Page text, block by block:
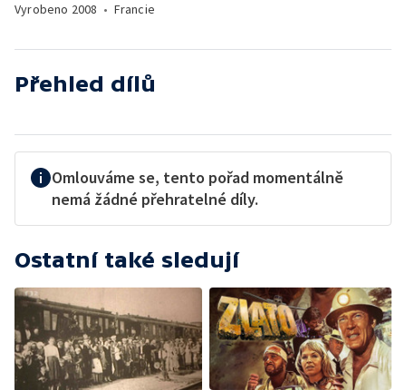
Vyrobeno 2008 • Francie
Přehled dílů
Omlouváme se, tento pořad momentálně
nemá žádné přehratelné díly.
Ostatní také sledují